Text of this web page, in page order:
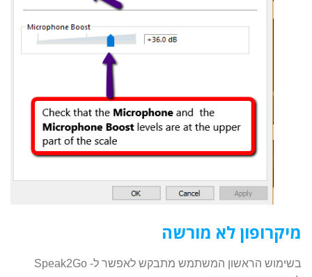
מיקרופון לא מורשה
בשימוש הראשון המשתמש מתבקש לאפשר ל- Speak2Go